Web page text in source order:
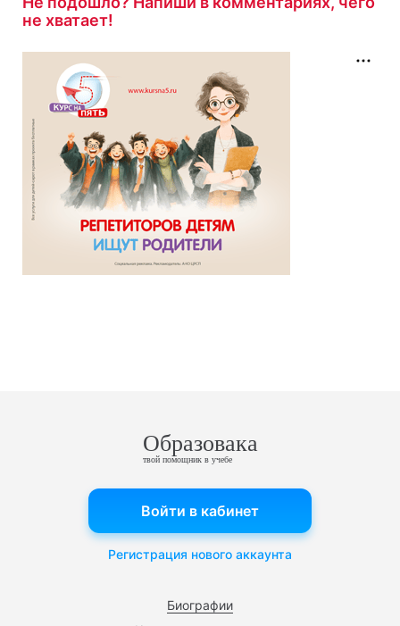
не хватает!
Образовака
твой помощник в учебе
Биографии
Войти в кабинет
Регистрация нового аккаунта